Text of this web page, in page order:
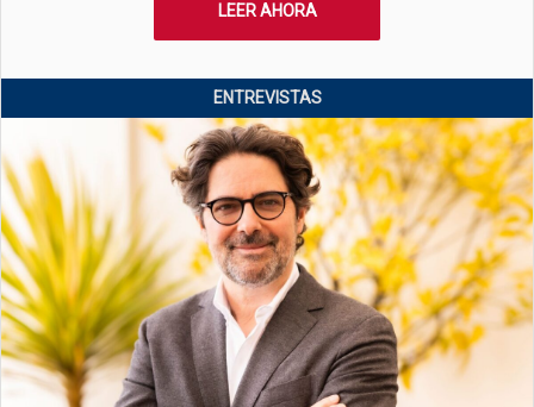
LEER AHORA
ENTREVISTAS